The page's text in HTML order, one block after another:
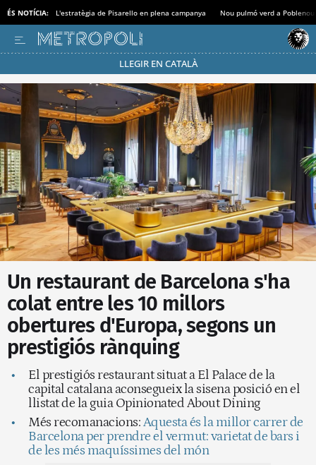
ÉS NOTÍCIA: L'estratègia de Pisarello en plena campanya Nou pulmó verd a Poblenou
LLEGIR EN CATALÀ
Passa’t al mode estalvi
Un restaurant de Barcelona s'ha
colat entre les 10 millors
obertures d'Europa, segons un
prestigiós rànquing
El prestigiós restaurant situat a El Palace de la
capital catalana aconsegueix la sisena posició en el
llistat de la guia Opinionated About Dining
Més recomanacions:Aquesta és la millor carrer de
Barcelona per prendre el vermut: varietat de bars i
de les més maquíssimes del món